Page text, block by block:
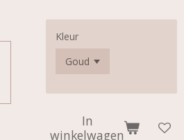
Kleur
In
winkelwagen